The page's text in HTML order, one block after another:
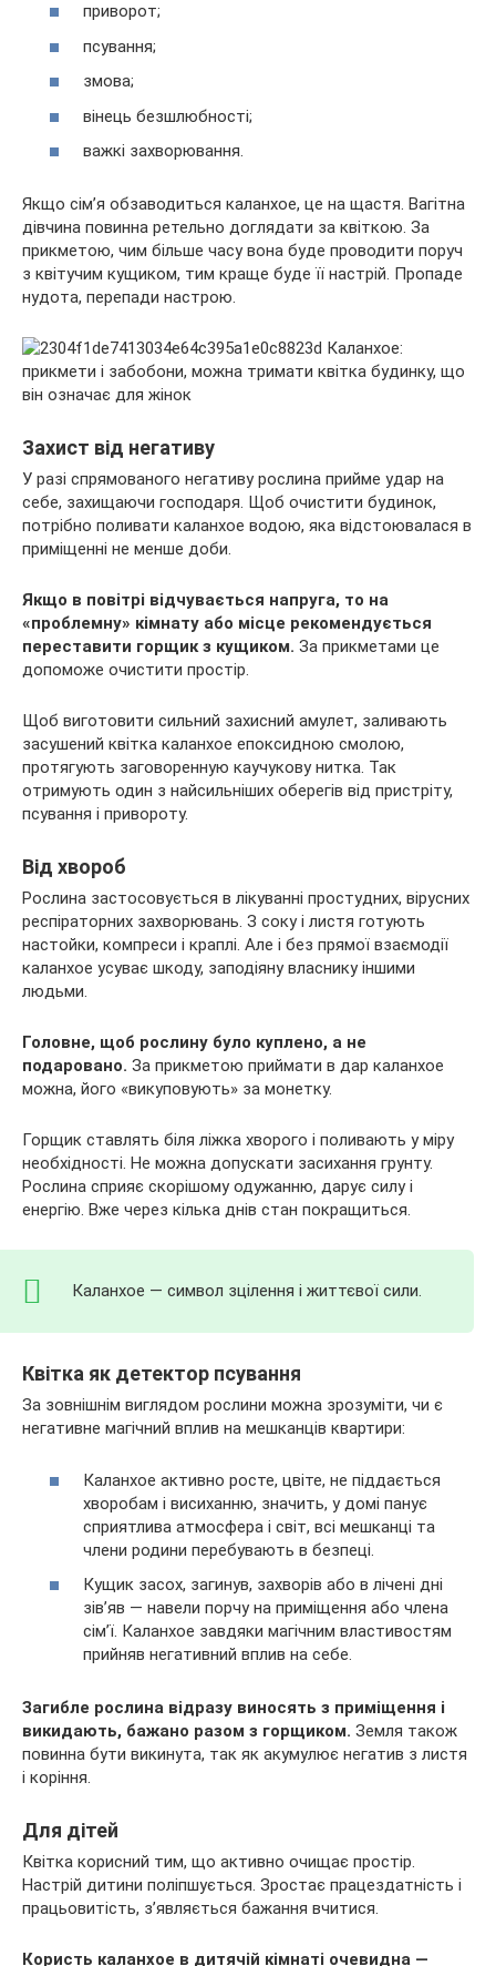
приворот;
псування;
змова;
вінець безшлюбності;
важкі захворювання.
Якщо сім’я обзаводиться каланхое, це на щастя. Вагітна
дівчина повинна ретельно доглядати за квіткою. За
прикметою, чим більше часу вона буде проводити поруч
з квітучим кущиком, тим краще буде її настрій. Пропаде
нудота, перепади настрою.
Захист від негативу
У разі спрямованого негативу рослина прийме удар на
себе, захищаючи господаря. Щоб очистити будинок,
потрібно поливати каланхое водою, яка відстоювалася в
приміщенні не менше доби.
Якщо в повітрі відчувається напруга, то на
«проблемну» кімнату або місце рекомендується
переставити горщик з кущиком. За прикметами це
допоможе очистити простір.
Щоб виготовити сильний захисний амулет, заливають
засушений квітка каланхое епоксидною смолою,
протягують заговоренную каучукову нитка. Так
отримують один з найсильніших оберегів від пристріту,
псування і привороту.
Від хвороб
Рослина застосовується в лікуванні простудних, вірусних
респіраторних захворювань. З соку і листя готують
настойки, компреси і краплі. Але і без прямої взаємодії
каланхое усуває шкоду, заподіяну власнику іншими
людьми.
Головне, щоб рослину було куплено, а не
подаровано. За прикметою приймати в дар каланхое
можна, його «викуповують» за монетку.
Горщик ставлять біля ліжка хворого і поливають у міру
необхідності. Не можна допускати засихання грунту.
Рослина сприяє скорішому одужанню, дарує силу і
енергію. Вже через кілька днів стан покращиться.
Каланхое — символ зцілення і життєвої сили.
Квітка як детектор псування
За зовнішнім виглядом рослини можна зрозуміти, чи є
негативне магічний вплив на мешканців квартири:
Каланхое активно росте, цвіте, не піддається
хворобам і висиханню, значить, у домі панує
сприятлива атмосфера і світ, всі мешканці та
члени родини перебувають в безпеці.
Кущик засох, загинув, захворів або в лічені дні
зів’яв — навели порчу на приміщення або члена
сім’ї. Каланхое завдяки магічним властивостям
прийняв негативний вплив на себе.
Загибле рослина відразу виносять з приміщення і
викидають, бажано разом з горщиком. Земля також
повинна бути викинута, так як акумулює негатив з листя
і коріння.
Для дітей
Квітка корисний тим, що активно очищає простір.
Настрій дитини поліпшується. Зростає працездатність і
працьовитість, з’являється бажання вчитися.
Користь каланхое в дитячій кімнаті очевидна —